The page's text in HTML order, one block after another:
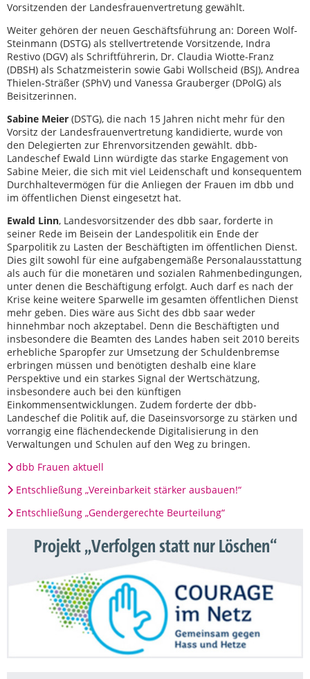
Vorsitzenden der Landesfrauenvertretung gewählt.
Weiter gehören der neuen Geschäftsführung an: Doreen Wolf-
Steinmann (DSTG) als stellvertretende Vorsitzende, Indra
Restivo (DGV) als Schriftführerin, Dr. Claudia Wiotte-Franz
(DBSH) als Schatzmeisterin sowie Gabi Wollscheid (BSJ), Andrea
Thielen-Sträßer (SPhV) und Vanessa Grauberger (DPolG) als
Beisitzerinnen.
Sabine Meier (DSTG), die nach 15 Jahren nicht mehr für den
Vorsitz der Landesfrauenvertretung kandidierte, wurde von
den Delegierten zur Ehrenvorsitzenden gewählt. dbb-
Landeschef Ewald Linn würdigte das starke Engagement von
Sabine Meier, die sich mit viel Leidenschaft und konsequentem
Durchhaltevermögen für die Anliegen der Frauen im dbb und
im öffentlichen Dienst eingesetzt hat.
Ewald Linn, Landesvorsitzender des dbb saar, forderte in
seiner Rede im Beisein der Landespolitik ein Ende der
Sparpolitik zu Lasten der Beschäftigten im öffentlichen Dienst.
Dies gilt sowohl für eine aufgabengemäße Personalausstattung
als auch für die monetären und sozialen Rahmenbedingungen,
unter denen die Beschäftigung erfolgt. Auch darf es nach der
Krise keine weitere Sparwelle im gesamten öffentlichen Dienst
mehr geben. Dies wäre aus Sicht des dbb saar weder
hinnehmbar noch akzeptabel. Denn die Beschäftigten und
insbesondere die Beamten des Landes haben seit 2010 bereits
erhebliche Sparopfer zur Umsetzung der Schuldenbremse
erbringen müssen und benötigten deshalb eine klare
Perspektive und ein starkes Signal der Wertschätzung,
insbesondere auch bei den künftigen
Einkommensentwicklungen. Zudem forderte der dbb-
Landeschef die Politik auf, die Daseinsvorsorge zu stärken und
vorrangig eine flächendeckende Digitalisierung in den
Verwaltungen und Schulen auf den Weg zu bringen.
dbb Frauen aktuell
Entschließung „Vereinbarkeit stärker ausbauen!“
Entschließung „Gendergerechte Beurteilung“
Projekt „Verfolgen statt nur Löschen“